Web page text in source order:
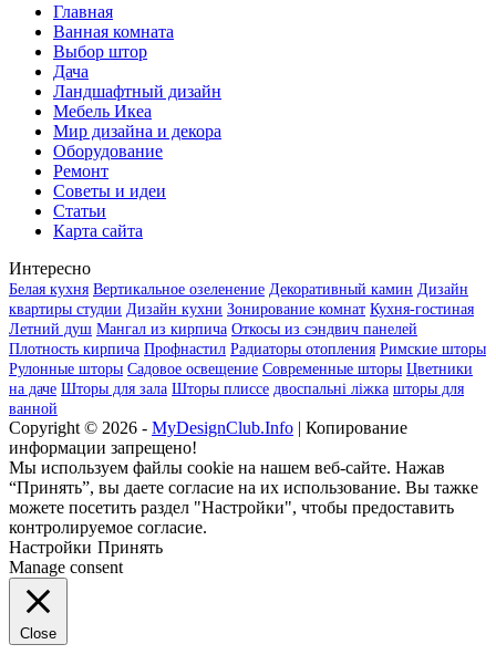
Главная
Ванная комната
Выбор штор
Дача
Ландшафтный дизайн
Мебель Икеа
Мир дизайна и декора
Оборудование
Ремонт
Советы и идеи
Статьи
Карта сайта
Интересно
Белая кухня Вертикальное озеленение Декоративный камин Дизайн
квартиры студии Дизайн кухни Зонирование комнат Кухня-гостиная
Летний душ Мангал из кирпича Откосы из сэндвич панелей
Плотность кирпича Профнастил Радиаторы отопления Римские шторы
Рулонные шторы Садовое освещение Современные шторы Цветники
на даче Шторы для зала Шторы плиссе двоспальні ліжка шторы для
ванной
Copyright © 2026 - MyDesignClub.Info | Копирование
информации запрещено!
Мы используем файлы cookie на нашем веб-сайте. Нажав
“Принять”, вы даете согласие на их использование. Вы тажке
можете посетить раздел "Настройки", чтобы предоставить
контролируемое согласие.
Настройки Принять
Manage consent
Close